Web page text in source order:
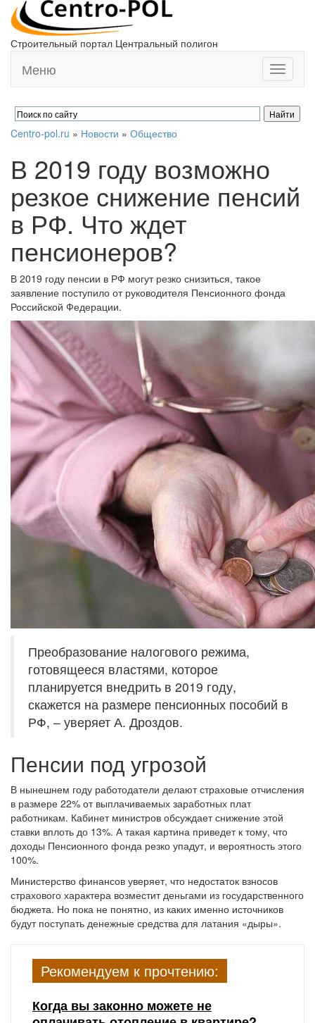
Строительный портал Центральный полигон
Toggle
Меню
Centro-pol.ru » Новости » Общество
В 2019 году возможно
резкое снижение пенсий
в РФ. Что ждет
пенсионеров?
В 2019 году пенсии в РФ могут резко снизиться, такое
заявление поступило от руководителя Пенсионного фонда
Российской Федерации.
Преобразование налогового режима,
готовящееся властями, которое
планируется внедрить в 2019 году,
скажется на размере пенсионных пособий в
РФ, – уверяет А. Дроздов.
Пенсии под угрозой
В нынешнем году работодатели делают страховые отчисления
в размере 22% от выплачиваемых заработных плат
работникам. Кабинет министров обсуждает снижение этой
ставки вплоть до 13%. А такая картина приведет к тому, что
доходы Пенсионного фонда резко упадут, и вероятность этого
100%.
Министерство финансов уверяет, что недостаток взносов
страхового характера возместит деньгами из государственного
бюджета. Но пока не понятно, из каких именно источников
будут поступать денежные средства для латания «дыры».
Рекомендуем к прочтению:
Когда вы законно можете не